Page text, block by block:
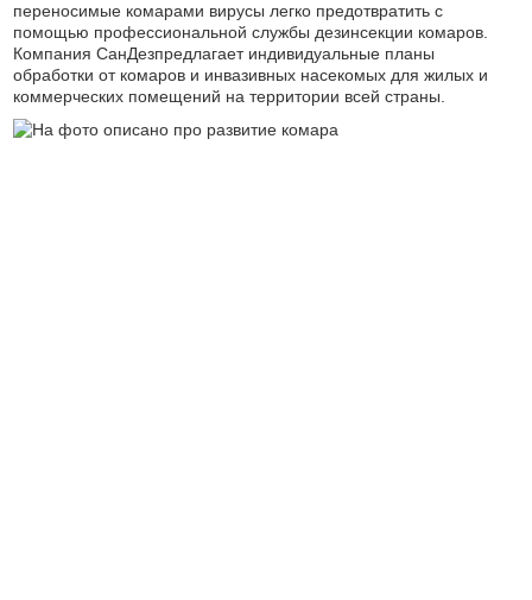
переносимые комарами вирусы легко предотвратить с
помощью профессиональной службы дезинсекции комаров.
Компания СанДезпредлагает индивидуальные планы
обработки от комаров и инвазивных насекомых для жилых и
коммерческих помещений на территории всей страны.